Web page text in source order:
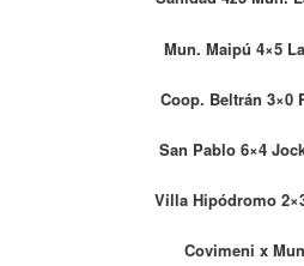
Mun. Maipú 4×5
Coop. Beltrán 3×0
San Pablo 6×4
Villa Hipódromo
Covimeni x